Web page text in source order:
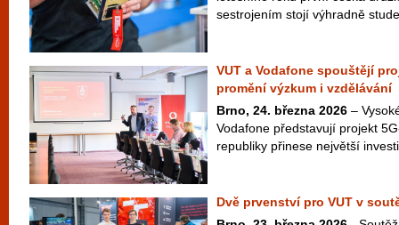
sestrojením stojí výhradně
VUT a Vodafone spouštějí
promění výzkum i vzdělávání
Brno, 24. března 2026 –
Vodafone představují projekt
republiky přinese největší
Dvě prvenství pro VUT v